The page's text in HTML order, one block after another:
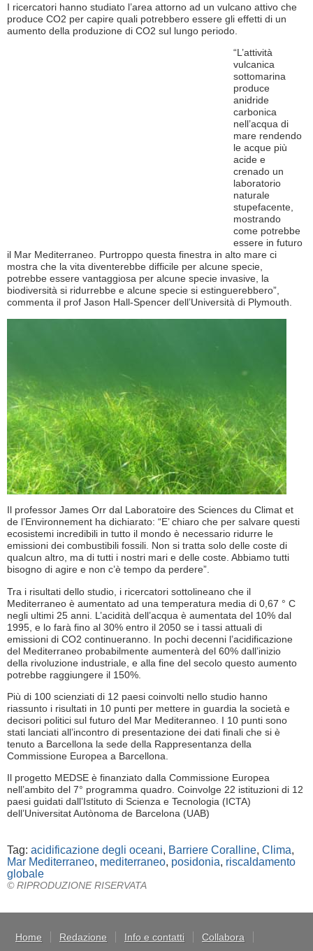
I ricercatori hanno studiato l’area attorno ad un vulcano attivo che
produce CO2 per capire quali potrebbero essere gli effetti di un
aumento della produzione di CO2 sul lungo periodo.
“L’attività
vulcanica
sottomarina
produce
anidride
carbonica
nell’acqua di
mare rendendo
le acque più
acide e
crenado un
laboratorio
naturale
stupefacente,
mostrando
come potrebbe
essere in futuro
il Mar Mediterraneo. Purtroppo questa finestra in alto mare ci
mostra che la vita diventerebbe difficile per alcune specie,
potrebbe essere vantaggiosa per alcune specie invasive, la
biodiversità si ridurrebbe e alcune specie si estinguerebbero”,
commenta il prof Jason Hall-Spencer dell’Università di Plymouth.
Il professor James Orr dal Laboratoire des Sciences du Climat et
de l’Environnement ha dichiarato: “E’ chiaro che per salvare questi
ecosistemi incredibili in tutto il mondo è necessario ridurre le
emissioni dei combustibili fossili. Non si tratta solo delle coste di
qualcun altro, ma di tutti i nostri mari e delle coste. Abbiamo tutti
bisogno di agire e non c’è tempo da perdere”.
Tra i risultati dello studio, i ricercatori sottolineano che il
Mediterraneo è aumentato ad una temperatura media di 0,67 ° C
negli ultimi 25 anni. L’acidità dell’acqua è aumentata del 10% dal
1995, e lo farà fino al 30% entro il 2050 se i tassi attuali di
emissioni di CO2 continueranno. In pochi decenni l’acidificazione
del Mediterraneo probabilmente aumenterà del 60% dall’inizio
della rivoluzione industriale, e alla fine del secolo questo aumento
potrebbe raggiungere il 150%.
Più di 100 scienziati di 12 paesi coinvolti nello studio hanno
riassunto i risultati in 10 punti per mettere in guardia la società e
decisori politici sul futuro del Mar Mediteranneo. I 10 punti sono
stati lanciati all’incontro di presentazione dei dati finali che si è
tenuto a Barcellona la sede della Rappresentanza della
Commissione Europea a Barcellona.
Il progetto MEDSE è finanziato dalla Commissione Europea
nell’ambito del 7° programma quadro. Coinvolge 22 istituzioni di 12
paesi guidati dall’Istituto di Scienza e Tecnologia (ICTA)
dell’Universitat Autònoma de Barcelona (UAB)
Tag: acidificazione degli oceani, Barriere Coralline, Clima,
Mar Mediterraneo, mediterraneo, posidonia, riscaldamento
globale
© RIPRODUZIONE RISERVATA
Home Redazione Info e contatti Collabora